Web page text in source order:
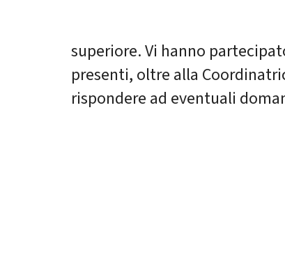
superiore. Vi hanno
presenti, oltre alla
rispondere ad eventuali